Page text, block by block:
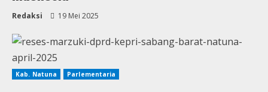
Redaksi 19 Mei 2025
Kab. Natuna Parlementaria